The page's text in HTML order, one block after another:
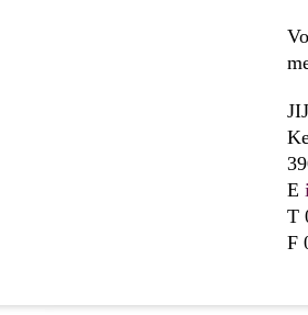
E
T
F